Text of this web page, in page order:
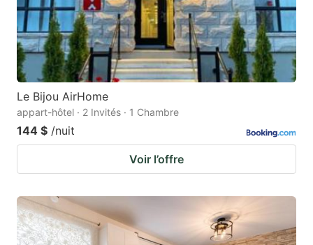
Le Bijou AirHome
appart-hôtel · 2 Invités · 1 Chambre
144 $ /nuit
Voir l’offre